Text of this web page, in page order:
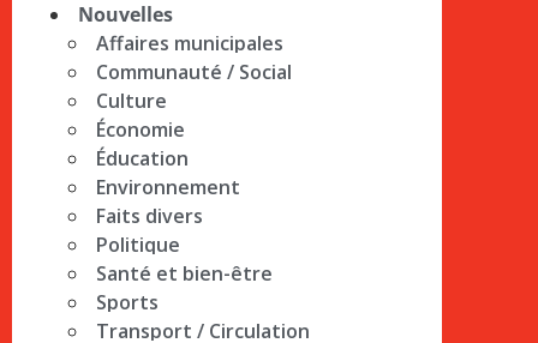
Nouvelles
Affaires municipales
Communauté / Social
Culture
Économie
Éducation
Environnement
Faits divers
Politique
Santé et bien-être
Sports
Transport / Circulation